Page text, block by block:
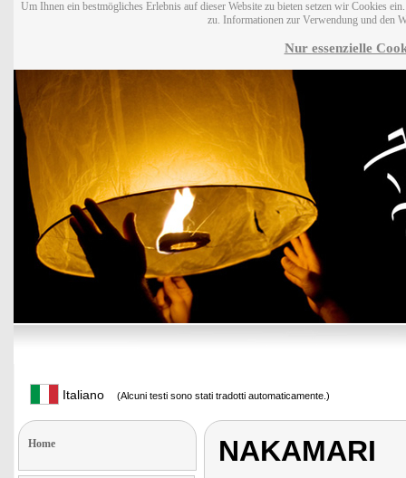
Um Ihnen ein bestmögliches Erlebnis auf dieser Website zu bieten setzen wir Cookies
zu. Informationen zur Verwendung und den
Nur essenzielle
Italiano (Alcuni testi sono stati tradotti automaticamente.)
Home NAKAMARI